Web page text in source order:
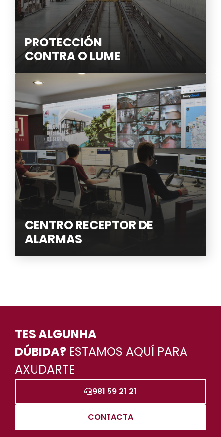
PROTECCIÓN
CONTRA O LUME
CENTRO RECEPTOR DE
ALARMAS
TES ALGUNHA
DÚBIDA? ESTAMOS AQUÍ PARA
AXUDARTE
981 59 21 21
CONTACTA